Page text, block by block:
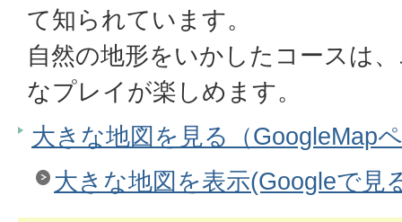
て知られています。
自然の地形をいかしたコースは
なプレイが楽しめます。
大きな地図を見る（GoogleMap
大きな地図を表示(Googleで見